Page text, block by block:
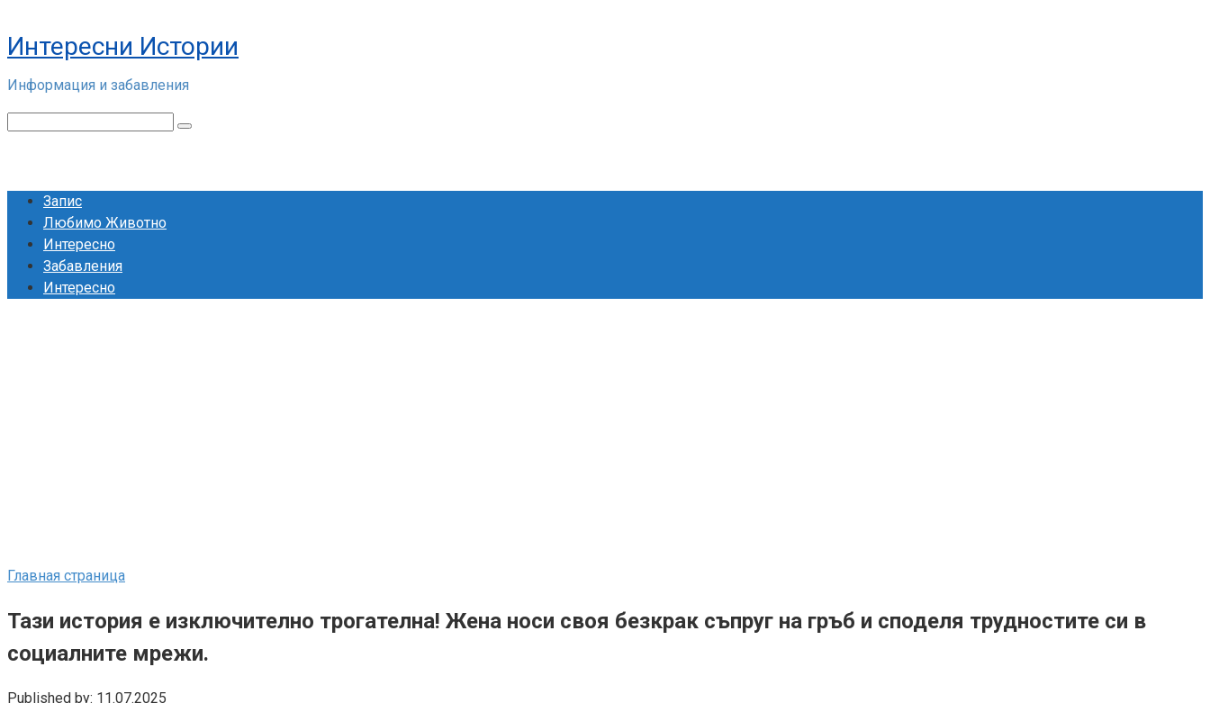
to
content
Интересни Истории
Информация и забавления
Запис
Любимо Животно
Интересно
Забавления
Интересно
Главная страница
Тази история е изключително трогателна! Жена носи своя безкрак съпруг на гръб и споделя трудностите си в
социалните мрежи.
Published by: 11.07.2025